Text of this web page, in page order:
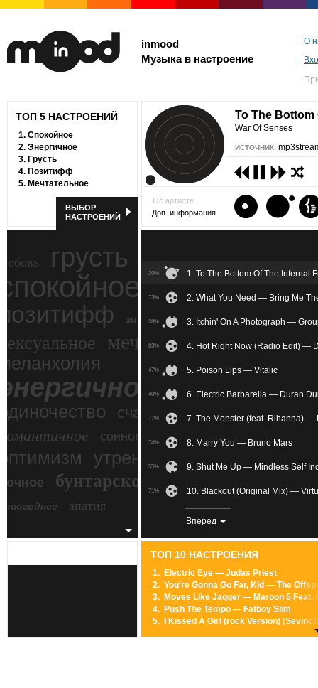
inmood
Музыка в настроение
О
ТОП 5 НАСТРОЕНИЙ
1. Спокойное
2. Энергичное
3. Грусть
4. Позитифф
5. Мечтательное
ВЫБОР
НАСТРОЕНИЙ
грусть
ностальгия
зимний экстрим
мечтательное
счастье
сонное
утреннее злость
бунтарское
беспокойное
апатия
To The
War Of Senses
ИСТОЧНИК:
Об артисте
Доп. информация
20% 1. To The Bottom Of The Infernal
73% 2. What You Need — Bring Me
38% 3. Itchin' On A Photograph —
83% 4. Hot Right Now (Radio Edit) —
47% 5. Poison Lips — Vitalic
40% 6. Electric Barbarella — Duran
77% 7. The Monster (feat. Rihanna) —
74% 8. Marry You — Bruno Mars
55% 9. Shut Me Up — Mindless Self
71% 10. Blackout (Original Mix) —
11. —
47% 12. Cinema (Skrillex Remix) —
61% 14. Don't Matter — Kings Of Leon
67% 15. Lovely Cup — Grouplove
33% 16. Ring My Bell — Ann Lee
Вперед
ТОП 10 НАСТРОЕНИЯ
1. Electric Eye — Judas Priest
2. You're Gonna Go Far, Kid — The
3. Moves Like Jagger — Maroon 5 Feat.
4. Push The Tempo — Fatboy Slim
5.
I Kissed A Girl (rock Version)
Pretty Fly (For A White Guy) —